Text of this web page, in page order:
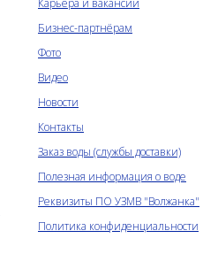
Карьера и вакансии
Бизнес-партнёрам
Фото
Видео
Новости
Контакты
Заказ воды (службы доставки)
Полезная информация о воде
Реквизиты ПО УЗМВ "Волжанка"
Политика конфиденциальности